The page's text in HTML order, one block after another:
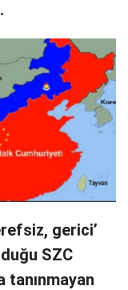
gerici’
SZC
tanınmayan